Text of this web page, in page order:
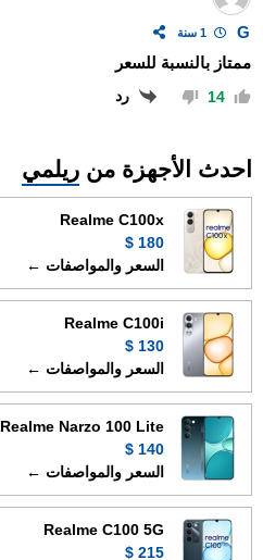
G
ممتاز بالنسبة للسعر
14 رد
احدث الأجهزة من ريلمي
Realme C100x
180 $
السعر والمواصفات ←
Realme C100i
130 $
السعر والمواصفات ←
Realme Narzo 100 Lite
140 $
السعر والمواصفات ←
Realme C100 5G
215 $